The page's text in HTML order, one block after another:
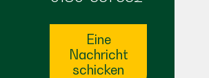
Eine
Nachricht
schicken